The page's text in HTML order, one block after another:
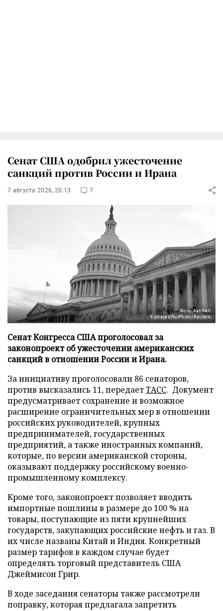
Сенат США одобрил ужесточение
санкций против России и Ирана
7 августа 2026, 20:13 7
Фото: Aashish
Kiphayet/NurPhoto/Reuters
Сенат Конгресса США проголосовал за
законопроект об ужесточении американских
санкций в отношении России и Ирана.
За инициативу проголосовали 86 сенаторов,
против высказались 11, передаетТАСС. Документ
предусматривает сохранение и возможное
расширение ограничительных мер в отношении
российских руководителей, крупных
предпринимателей, государственных
предприятий, а также иностранных компаний,
которые, по версии американской стороны,
оказывают поддержку российскому военно-
промышленному комплексу.
Кроме того, законопроект позволяет вводить
импортные пошлины в размере до 100 % на
товары, поступающие из пяти крупнейших
государств, закупающих российские нефть и газ. В
их числе названы Китай и Индия. Конкретный
размер тарифов в каждом случае будет
определять торговый представитель США
Джеймисон Грир.
В ходе заседания сенаторы также рассмотрели
поправку, которая предлагала запретить